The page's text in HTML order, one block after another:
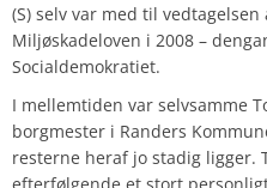
(S) selv var med til
Miljøskadeloven i 2008 –
Socialdemokratiet.
I mellemtiden var selvsamme
borgmester i Randers
resterne heraf jo stadig ligger.